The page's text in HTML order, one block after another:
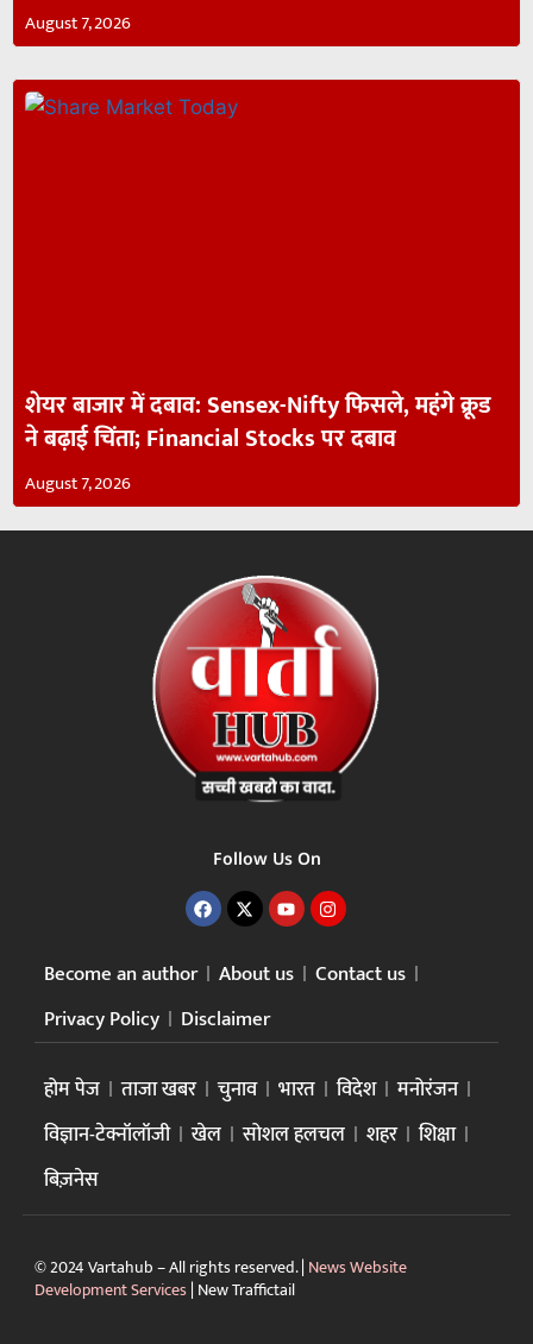
August 7, 2026
शेयर बाजार में दबाव: Sensex-Nifty फिसले, महंगे क्रूड
ने बढ़ाई चिंता; Financial Stocks पर दबाव
August 7, 2026
Follow Us On
Become an author About us
Contact us
Privacy Policy
Disclaimer
होम पेज ताजा खबर चुनाव भारत विदेश
मनोरंजन
विज्ञान-टेक्नॉलॉजी
खेल सोशल हलचल शहर
शिक्षा
बिज़नेस
© 2024 Vartahub – All rights reserved. | News Website
Development Services| New Traffictail